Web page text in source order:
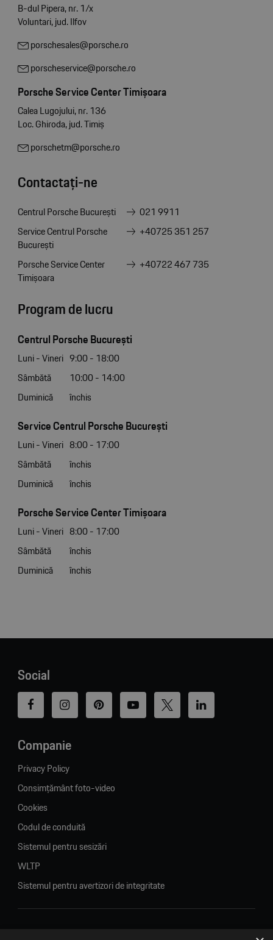
B-dul Pipera, nr. 1/x
Voluntari, jud. Ilfov
porschesales@porsche.ro
porscheservice@porsche.ro
Porsche Service Center Timișoara
Calea Lugojului, nr. 136
Loc. Ghiroda, jud. Timiș
porschetm@porsche.ro
Contactați-ne
Centrul Porsche București
021 9911
Service Centrul Porsche
București
+40725 351 257
Porsche Service Center
Timișoara
+40722 467 735
Program de lucru
Centrul Porsche București
Luni - Vineri 9:00 - 18:00
Sâmbătă
10:00 - 14:00
Duminică
închis
Service Centrul Porsche București
Luni - Vineri 8:00 - 17:00
Sâmbătă
închis
Duminică
închis
Porsche Service Center Timișoara
Luni - Vineri 8:00 - 17:00
Sâmbătă
închis
Duminică
închis
Social
Companie
Privacy Policy
Consimțământ foto-video
Cookies
Codul de conduită
Sistemul pentru sesizări
WLTP
Sistemul pentru avertizori de integritate